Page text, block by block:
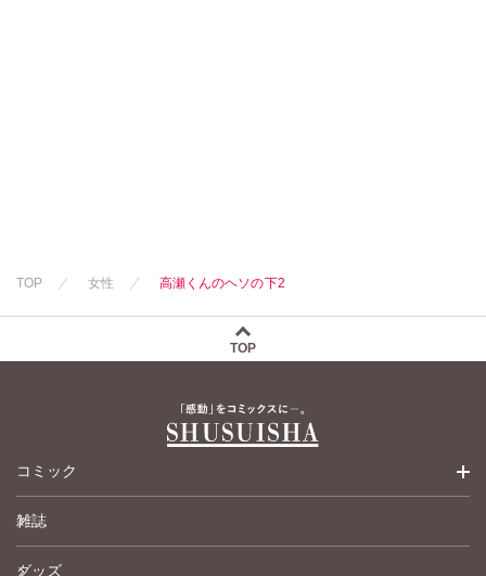
TOP 女性 高瀬くんのヘソの下2
TOP
コミック
少女コミック
女性コミック
雑誌
グッズ